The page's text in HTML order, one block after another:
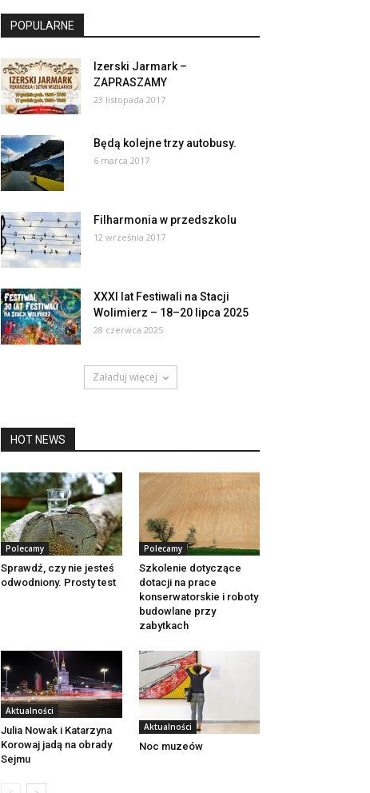
POPULARNE
Izerski Jarmark –
ZAPRASZAMY
23 listopada 2017
Będą kolejne trzy autobusy.
6 marca 2017
Filharmonia w przedszkolu
12 września 2017
XXXl lat Festiwali na Stacji
Wolimierz – 18–20 lipca 2025
28 czerwca 2025
Załaduj więcej
HOT NEWS
Polecamy
Sprawdź, czy nie jesteś
odwodniony. Prosty test
Polecamy
Szkolenie dotyczące
dotacji na prace
konserwatorskie i roboty
budowlane przy
zabytkach
Aktualności
Julia Nowak i Katarzyna
Korowaj jadą na obrady
Sejmu
Aktualności
Noc muzeów